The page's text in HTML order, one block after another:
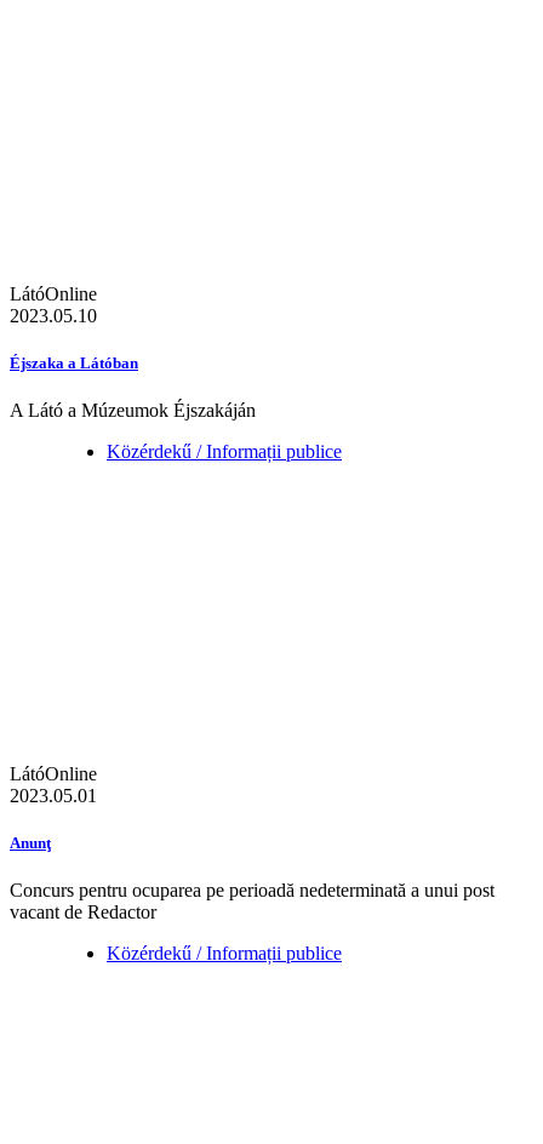
LátóOnline
2023.05.10
Éjszaka a Látóban
A Látó a Múzeumok Éjszakáján
Közérdekű / Informații publice
LátóOnline
2023.05.01
Anunţ
Concurs pentru ocuparea pe perioadă nedeterminată a unui post
vacant de Redactor
Közérdekű / Informații publice